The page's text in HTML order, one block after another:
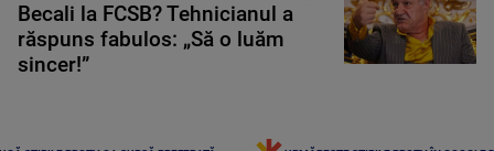
Becali la FCSB? Tehnicianul a
răspuns fabulos: „Să o luăm
sincer!”